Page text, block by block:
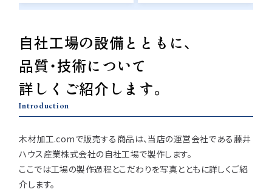
取扱木材と選び方
集成材（積層材）
無垢材
化粧貼り
白ポリ
表面仕上 塗装
木材加工講座
初めての方へ
ご注文から商品到着までの流れ
お見積もり・
納期・配送について
送料について
施工・制作事例TOP 工場製作事例
棚・収納・ラック
テーブル・机 オーディオ関連
造作材・枠材 階段
プレート・表札
お客様の声
会社概要 新着情報
©2025 mokuzaikako.com All Rights Reserved.
自社工場の設備とともに、
品質・技術について
詳しくご紹介します。
Introduction
木材加工.comで販売する商品は、当店の運営会社である藤井
ハウス産業株式会社の自社工場で製作します。
ここでは工場の製作過程とこだわりを写真とともに詳しくご紹
介します。